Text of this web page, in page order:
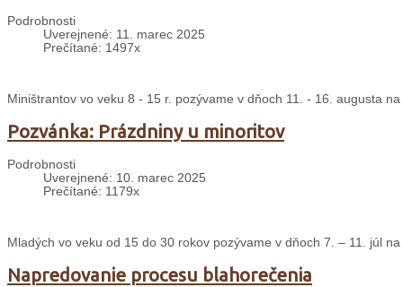
Podrobnosti
Uverejnené: 11. marec 2025
Prečítané: 1497x
Miništrantov vo veku 8 - 15 r. pozývame v dňoch 11. - 16. augusta
Pozvánka: Prázdniny u minoritov
Podrobnosti
Uverejnené: 10. marec 2025
Prečítané: 1179x
Mladých vo veku od 15 do 30 rokov pozývame v dňoch 7. – 11. júl
Napredovanie procesu blahorečenia